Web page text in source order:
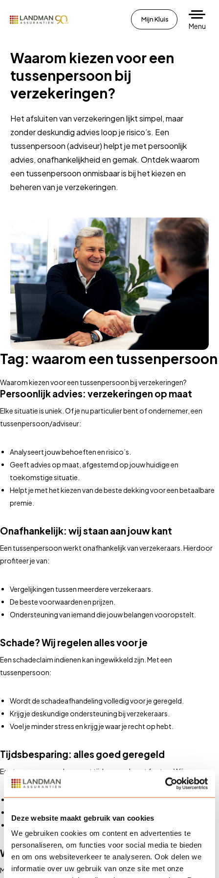
Deze website maakt gebruik van cookies
We gebruiken cookies om content en advertenties te
personaliseren, om functies voor social media te bieden
en om ons websiteverkeer te analyseren. Ook delen we
informatie over uw gebruik van onze site met onze
Mijn Kluis
Menu
Waarom kiezen voor een
tussenpersoon bij
verzekeringen?
Het afsluiten van verzekeringen lijkt simpel, maar
zonder deskundig advies loop je risico’s. Een
tussenpersoon (adviseur) helpt je met persoonlijk
advies, onafhankelijkheid en gemak. Ontdek waarom
een tussenpersoon onmisbaar is bij het kiezen en
beheren van je verzekeringen.
Tag: waarom een tussenpersoon
Waarom kiezen voor een tussenpersoon bij verzekeringen?
Persoonlijk advies: verzekeringen op maat
Elke situatie is uniek. Of je nu particulier bent of ondernemer, een
tussenpersoon/adviseur:
Analyseert jouw behoeften en risico’s.
Geeft advies op maat, afgestemd op jouw huidige en
toekomstige situatie.
Helpt je met het kiezen van de beste dekking voor een betaalbare
premie.
Onafhankelijk: wij staan aan jouw kant
Een tussenpersoon werkt onafhankelijk van verzekeraars. Hierdoor
profiteer je van:
Vergelijkingen tussen meerdere verzekeraars.
De beste voorwaarden en prijzen.
Ondersteuning van iemand die jouw belangen vooropstelt.
Schade? Wij regelen alles voor je
Een schadeclaim indienen kan ingewikkeld zijn. Met een
tussenpersoon:
Wordt de schadeafhandeling volledig voor je geregeld.
Krijg je deskundige ondersteuning bij verzekeraars.
Voel je minder stress en krijg je waar je recht op hebt.
Tijdsbesparing: alles goed geregeld
Een tussenpersoon bespaart tijd en voorkomt fouten. Wij:
Zoeken de beste verzekering voor jouw situatie.
Waarom Landman Assurantiën?
Met bijna 100 jaar ervaring combineert Landman Assurantiën